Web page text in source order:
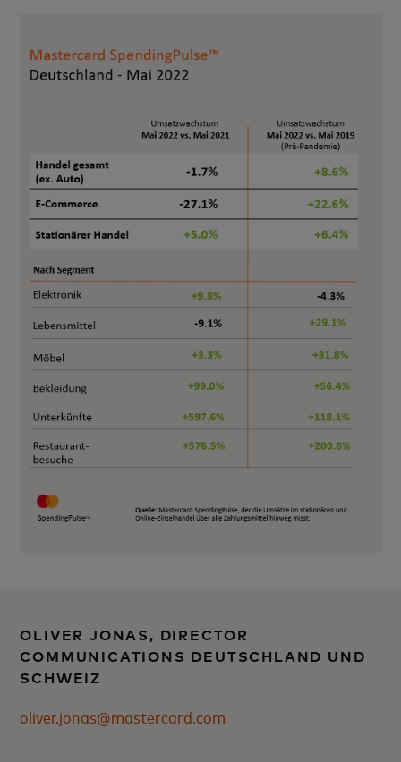
OLIVER JONAS, DIRECTOR
COMMUNICATIONS DEUTSCHLAND UND
SCHWEIZ
oliver.jonas@mastercard.com